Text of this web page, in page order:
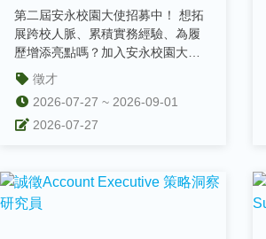
第二屆安永校園大使招募中！ 想拓
展跨校人脈、累積實務經驗、為履
歷增添亮點嗎？加入安永校園大
使，與來自全臺各校優秀同學攜...
徵才
2026-07-27 ~ 2026-09-01
2026-07-27